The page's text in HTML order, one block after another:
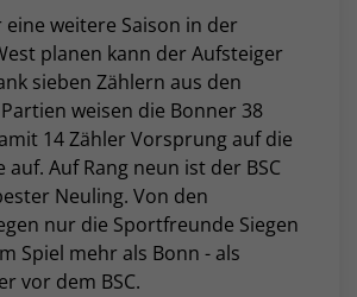
eine weitere Saison in der
planen kann der Aufsteiger
sieben Zählern aus den
weisen die Bonner 38
14 Zähler Vorsprung auf die
auf. Auf Rang neun ist der BSC
Neuling. Von den
nur die Sportfreunde Siegen
Spiel mehr als Bonn - als
vor dem BSC.